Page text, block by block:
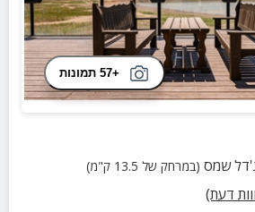
+57 תמונות
שמס (במרחק של 13.5 ק"מ)
דעת)